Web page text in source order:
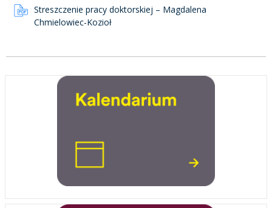
Streszczenie pracy doktorskiej – Magdalena
Chmielowiec-Kozioł